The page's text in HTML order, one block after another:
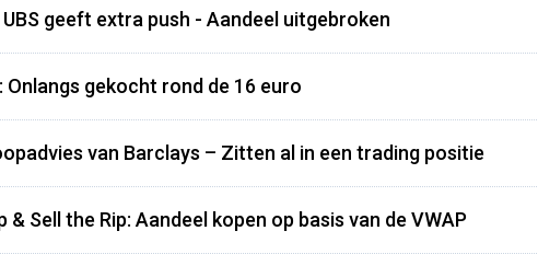
geeft extra push - Aandeel uitgebroken
Onlangs gekocht rond de 16 euro
van Barclays – Zitten al in een trading positie
& Sell the Rip: Aandeel kopen op basis van de VWAP